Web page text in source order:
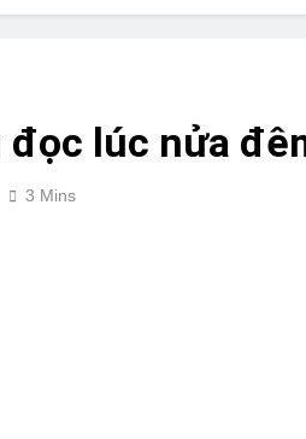
7 Năm Ago
Can Bulldogs Play Fetch? And
7 Năm Ago
lúc nửa
3 Mins